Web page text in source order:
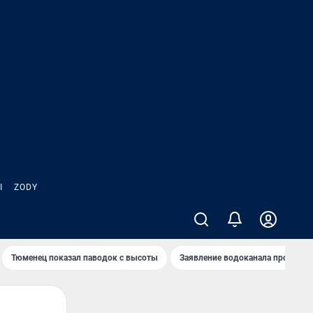
ZODY
Тюменец показал паводок с высоты Заявление водоканала про